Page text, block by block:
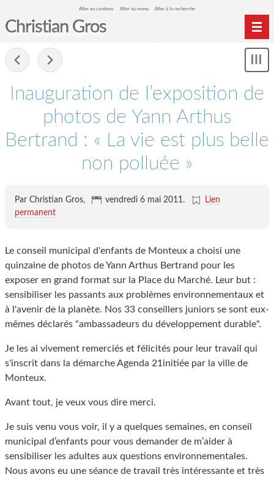
Aller au contenu Aller au menu Aller à la recherche
Christian Gros
Inauguration de l’exposition de
photos de Yann Arthus
Bertrand : « La vie est plus belle
non polluée »
Par Christian Gros, vendredi 6 mai 2011.
Lien
permanent
Le conseil municipal d'enfants de Monteux a choisi une
quinzaine de photos de Yann Arthus Bertrand pour les
exposer en grand format sur la Place du Marché. Leur but :
sensibiliser les passants aux problèmes environnementaux et
à l'avenir de la planète. Nos 33 conseillers juniors se sont eux-
mêmes déclarés "ambassadeurs du développement durable".
Je les ai vivement remerciés et félicités pour leur travail qui
s'inscrit dans la démarche Agenda 21initiée par la ville de
Monteux.
Avant tout, je veux vous dire merci.
Je suis venu vous voir, il y a quelques semaines, en conseil
municipal d’enfants pour vous demander de m’aider à
sensibiliser les adultes aux questions environnementales.
Nous avons eu une séance de travail très intéressante et très